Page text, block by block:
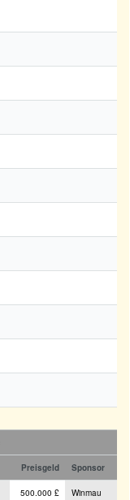
Preisgeld Sponsor
500.000 £ Winmau